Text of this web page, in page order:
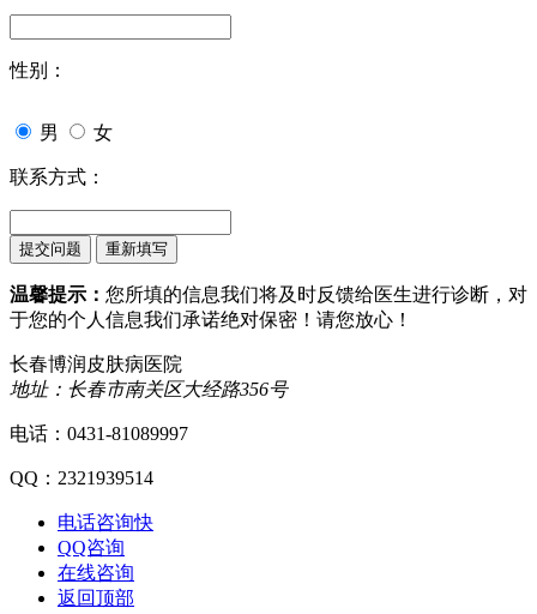
性别：
男 女
联系方式：
温馨提示： 您所填的信息我们将及时反馈给医生进行诊断，对
于您的个人信息我们承诺绝对保密！请您放心！
长春博润皮肤病医院
地址：长春市南关区大经路356号
电话：0431-81089997
QQ：2321939514
电话咨询快
QQ咨询
在线咨询
返回顶部